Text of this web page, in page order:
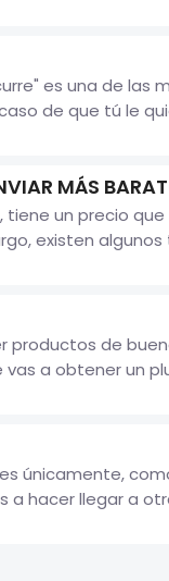
es una de
de que tú le
MÁS
un precio
existen algunos
productos de
a obtener un
únicamente,
a hacer llegar a